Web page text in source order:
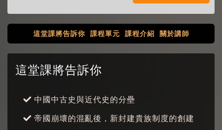
這堂課將告訴你 課程單元 課程介紹 關於講師
這堂課將告訴你
中國中古史與近代史的分壘
帝國崩壞的混亂後，新封建貴族制度的創建